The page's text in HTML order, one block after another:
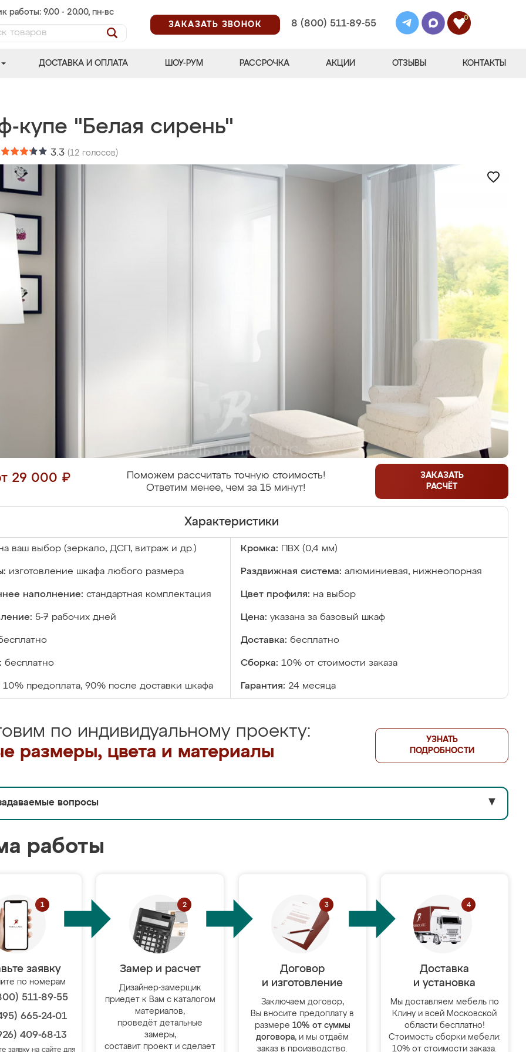
работы: 9.00 - 20.00, пн-вс
ЗАКАЗАТЬ ЗВОНОК
8 (800) 511-89-55
0
ДОСТАВКА И ОПЛАТА ШОУ-РУМ РАССРОЧКА АКЦИИ ОТЗЫВЫ КОНТАКТЫ
купе "Белая сирень"
3.3 (12 голосов)
29 000 ₽
Поможем рассчитать точную стоимость!
Ответим менее, чем за 15 минут!
ЗАКАЗАТЬ
РАСЧЁТ
Характеристики
ваш выбор (зеркало, ДСП, витраж и др.) Кромка: ПВХ (0,4 мм)
изготовление шкафа любого размера Раздвижная система: алюминиевая, нижнеопорная
наполнение: стандартная комплектация Цвет профиля: на выбор
5-7 рабочих дней Цена: указана за базовый шкаф
Доставка: бесплатно
бесплатно Сборка: 10% от стоимости заказа
10% предоплата, 90% после доставки шкафа Гарантия: 24 месяца
по индивидуальному проекту:
размеры, цвета и материалы
УЗНАТЬ
ПОДРОБНОСТИ
вопросы ▼
работы
заявку
по номерам
511-89-55
665-24-01
409-68-13
заявку на сайте для
Замер и расчет
Дизайнер-замерщик
приедет к Вам с каталогом
материалов,
проведёт детальные
замеры,
составит проект и сделает
Договор
и изготовление
Заключаем договор,
Вы вносите предоплату в
размере 10% от суммы
договора, и мы отдаём
заказ в производство.
Доставка
и установка
Мы доставляем мебель по
Клину и всей Московской
области бесплатно!
Стоимость сборки мебели:
10% от стоимости заказа.